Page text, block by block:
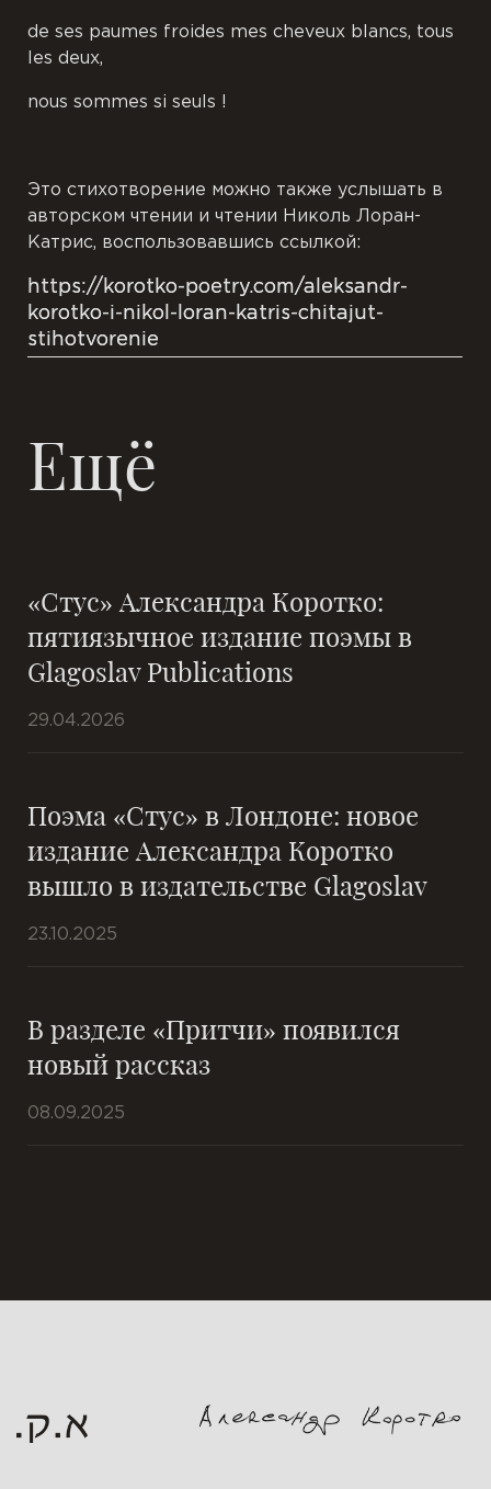
de ses paumes froides mes cheveux blancs, tous
les deux,
nous sommes si seuls !
Это стихотворение можно также услышать в
авторском чтении и чтении Николь Лоран-
Катрис, воспользовавшись ссылкой:
https://korotko-poetry.com/aleksandr-
korotko-i-nikol-loran-katris-chitajut-
stihotvorenie
Ещё
«Стус» Александра Коротко:
пятиязычное издание поэмы в
Glagoslav Publications
29.04.2026
Поэма «Стус» в Лондоне: новое
издание Александра Коротко
вышло в издательстве Glagoslav
23.10.2025
В разделе «Притчи» появился
новый рассказ
08.09.2025